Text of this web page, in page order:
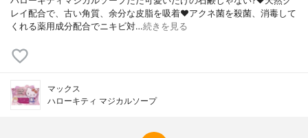
レイ配合で、古い角質、余分な皮脂を吸着❤️アクネ菌を殺菌、消毒して
くれる薬用成分配合でニキビ対…続きを見る
マックス
ハローキティ マジカルソープ